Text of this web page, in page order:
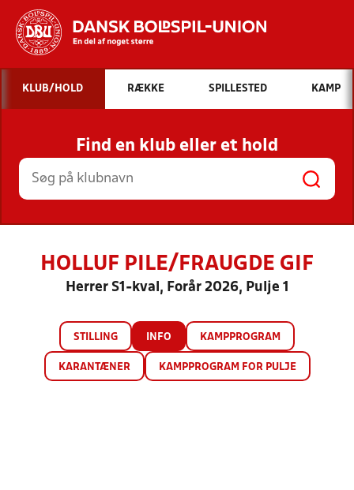
Hvad vil du søge efter?
INDHOLD OG NYHEDER
STILLINGER, RESULTATER, KLUBBER OG
HOLD
KLUB/HOLD RÆKKE SPILLESTED KAMP
Find en klub eller et hold
HOLLUF PILE/FRAUGDE GIF
Herrer S1-kval, Forår 2026, Pulje 1
STILLING INFO KAMPPROGRAM
KARANTÆNER KAMPPROGRAM FOR PULJE